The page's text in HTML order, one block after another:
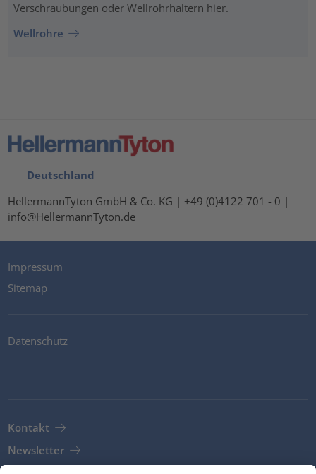
Verschraubungen oder Wellrohrhaltern hier.
Wellrohre
Deutschland
HellermannTyton GmbH & Co. KG | +49 (0)4122 701 - 0 |
info@HellermannTyton.de
Impressum
Sitemap
Datenschutz
Kontakt
Newsletter